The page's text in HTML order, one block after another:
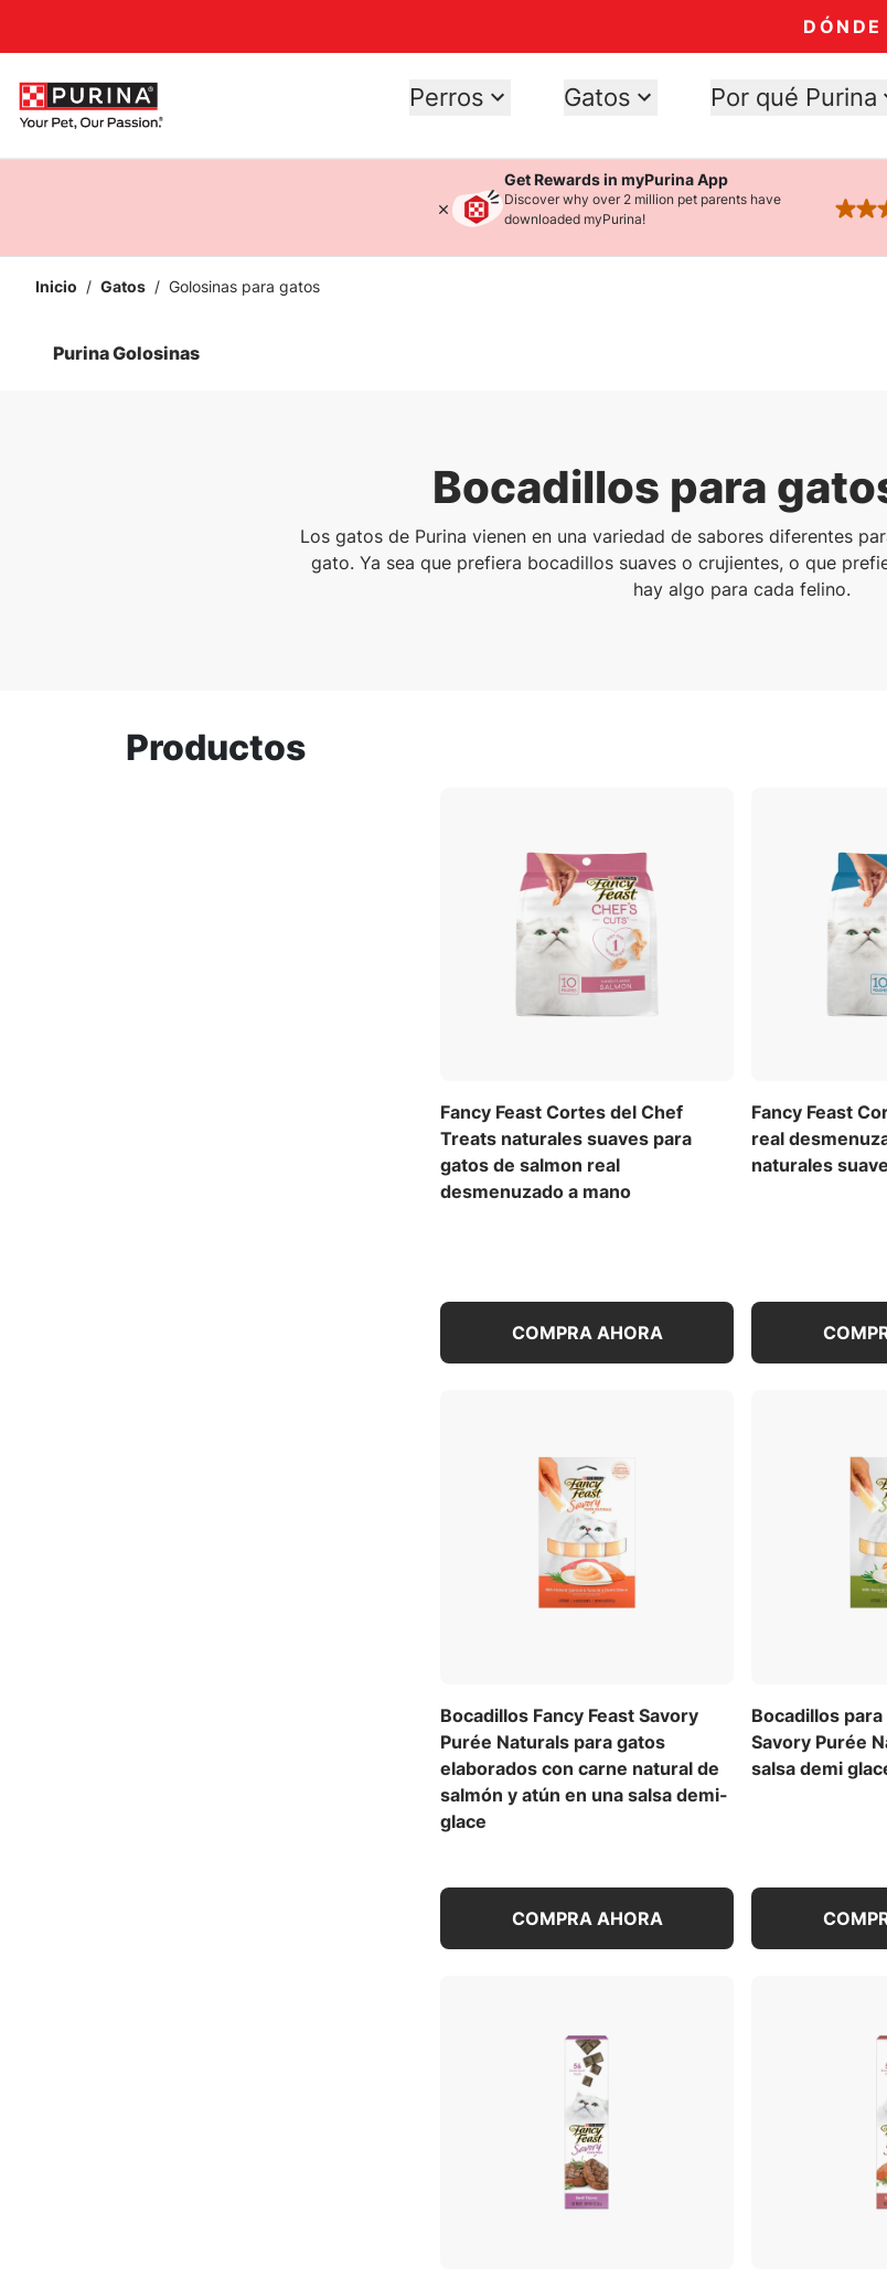
DÓNDE
Perros Gatos Por qué Purina
Get Rewards in myPurina App
Discover why over 2 million pet parents have
downloaded myPurina!
rated
Inicio / Gatos / Golosinas para gatos
Purina Golosinas
Bocadillos para
Los gatos de Purina vienen en una variedad de sabores diferentes
gato. Ya sea que prefiera bocadillos suaves o crujientes, o que
hay algo para cada felino.
Productos
Fancy Feast Cortes del Chef
Treats naturales suaves para
gatos de salmon real
desmenuzado a mano
COMPRA AHORA
Fancy Feast
real
naturales
Bocadillos Fancy Feast Savory
Purée Naturals para gatos
elaborados con carne natural de
salmón y atún en una salsa demi-
glace
COMPRA AHORA
Bocadillos
Savory Purée
salsa demi